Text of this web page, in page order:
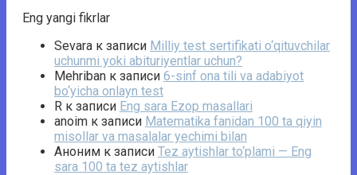
Eng yangi fikrlar
Sevara к записи Milliy test sertifikati o‘qituvchilar
uchunmi yoki abituriyentlar uchun?
Mehriban к записи 6-sinf ona tili va adabiyot
bo‘yicha onlayn test
R к записи Eng sara Ezop masallari
anoim к записи Matematika fanidan 100 ta qiyin
misollar va masalalar yechimi bilan
Аноним к записи Tez aytishlar to‘plami — Eng
sara 100 ta tez aytishlar